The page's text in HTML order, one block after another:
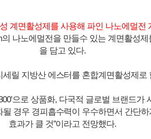
계면활성제를 사용해 파인 나노에멀전
나노에멀전을 만들수 있는 계면활성
을 담고 있다.
릴 지방산 에스터를 혼합계면활성제
으로 상품화, 다국적 글로벌 브랜드가
경우 경피흡수력이 우수하면서 간단
효과가 클 것”이라고 전망했다.